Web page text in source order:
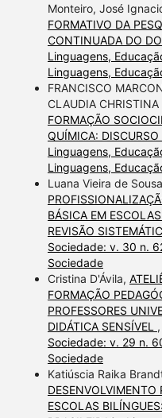
Monteiro, José
FORMATIVO DA
CONTINUADA DO
Linguagens,
Linguagens,
FRANCISCO
CLAUDIA CHRISTINA
FORMAÇÃO
QUÍMICA:
Linguagens,
Linguagens,
Luana Vieira de
BÁSICA EM
REVISÃO
Sociedade: v. 30 n.
Sociedade
Cristina D'Ávila,
FORMAÇÃO
PROFESSORES
DIDÁTICA SENSÍVEL ,
Sociedade: v. 29 n.
Sociedade
Katiúscia Raika
DESENVOLVIMENTO
ESCOLAS